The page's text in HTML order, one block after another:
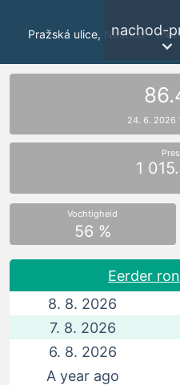
Pražská ulice, Náchod -
nachod-
24. 6. 2026
1
Vochtigheid
56 %
Eerder
8. 8. 2026
7. 8. 2026
6. 8. 2026
A year ago